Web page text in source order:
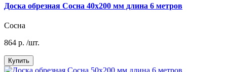
Доска обрезная Сосна 40х200 мм длина 6 метров
Сосна
864 р. /шт.
Купить